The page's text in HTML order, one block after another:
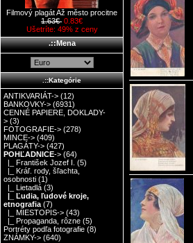
Filmový plagát Až město procitne
1.63€ 0.83€
Ušetríte: 49% z ceny
.::Mena
.::Kategórie
ANTIKVARIÁT-> (12)
BANKOVKY-> (6931)
CENNÉ PAPIERE, DOKLADY-
> (3)
FOTOGRAFIE-> (278)
MINCE-> (409)
PLAGÁTY-> (427)
POHĽADNICE-> (64)
|_ František Jozef I. (5)
|_ Kráľ. rody, šľachta,
osobnosti (1)
|_ Lietadlá (3)
|_ Ľudia, ľudové kroje,
etnografia (7)
|_ MIESTOPIS-> (43)
|_ Propaganda, rôzne (5)
Portréty podľa fotografie (8)
ZNÁMKY-> (640)